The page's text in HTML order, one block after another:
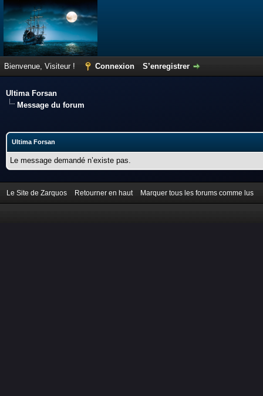
Bienvenue, Visiteur ! Connexion S’enregistrer
Ultima Forsan
Message du forum
Ultima Forsan
Le message demandé n’existe pas.
Le Site de Zarquos Retourner en haut Marquer tous les forums comme lus